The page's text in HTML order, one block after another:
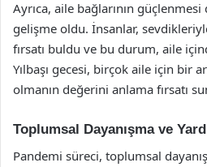
Ayrıca, aile bağlarının
gelişme oldu. İnsanlar,
fırsatı buldu ve bu durum, aile
Yılbaşı gecesi, birçok aile için bir
olmanın değerini anlama fırsatı
Toplumsal Dayanışma ve
Pandemi süreci, toplumsal